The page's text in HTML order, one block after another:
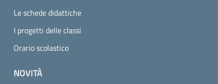
Le schede didattiche
I progetti delle classi
Orario scolastico
NOVITÀ